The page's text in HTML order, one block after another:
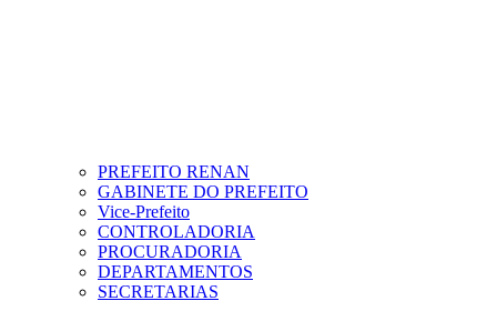
PREFEITO RENAN
GABINETE DO PREFEITO
Vice-Prefeito
CONTROLADORIA
PROCURADORIA
DEPARTAMENTOS
SECRETARIAS